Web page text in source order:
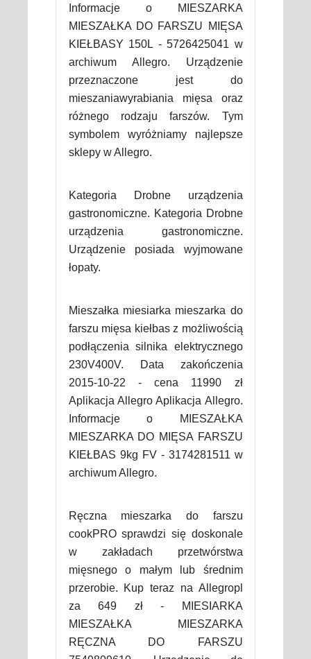
Informacje o MIESZARKA
MIESZAŁKA DO FARSZU MIĘSA
KIEŁBASY 150L - 5726425041 w
archiwum Allegro. Urządzenie
przeznaczone jest do
mieszaniawyrabiania mięsa oraz
różnego rodzaju farszów. Tym
symbolem wyróżniamy najlepsze
sklepy w Allegro.
Kategoria Drobne urządzenia
gastronomiczne. Kategoria Drobne
urządzenia gastronomiczne.
Urządzenie posiada wyjmowane
łopaty.
Mieszałka miesiarka mieszarka do
farszu mięsa kiełbas z możliwością
podłączenia silnika elektrycznego
230V400V. Data zakończenia
2015-10-22 - cena 11990 zł
Aplikacja Allegro Aplikacja Allegro.
Informacje o MIESZAŁKA
MIESZARKA DO MIĘSA FARSZU
KIEŁBAS 9kg FV - 3174281511 w
archiwum Allegro.
Ręczna mieszarka do farszu
cookPRO sprawdzi się doskonale
w zakładach przetwórstwa
mięsnego o małym lub średnim
przerobie. Kup teraz na Allegropl
za 649 zł - MIESIARKA
MIESZAŁKA MIESZARKA
RĘCZNA DO FARSZU